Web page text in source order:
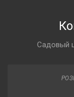
Садовый